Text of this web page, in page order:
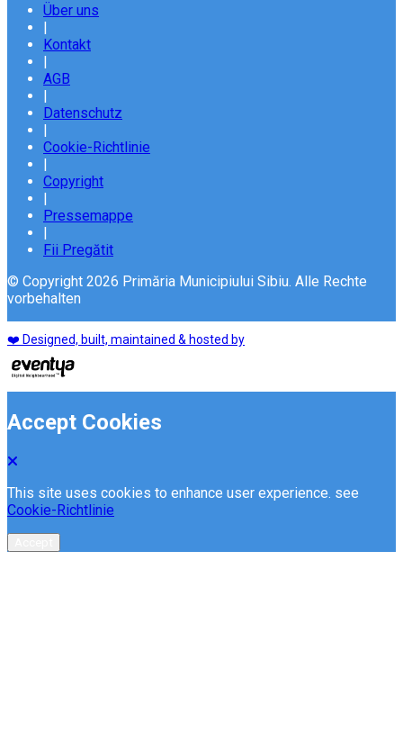
Über uns
|
Kontakt
|
AGB
|
Datenschutz
|
Cookie-Richtlinie
|
Copyright
|
Pressemappe
|
Fii Pregătit
© Copyright 2026 Primăria Municipiului Sibiu. Alle Rechte
vorbehalten
❤️ Designed, built, maintained & hosted by
Accept Cookies
This site uses cookies to enhance user experience. see
Cookie-Richtlinie